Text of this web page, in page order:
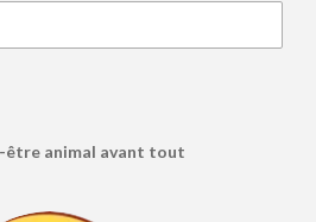
être animal avant tout